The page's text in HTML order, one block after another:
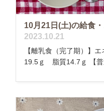
10月21日(土)の給食
2023.10.21
【離乳食（完了期）】
19.5ｇ 脂質14.7ｇ 【普